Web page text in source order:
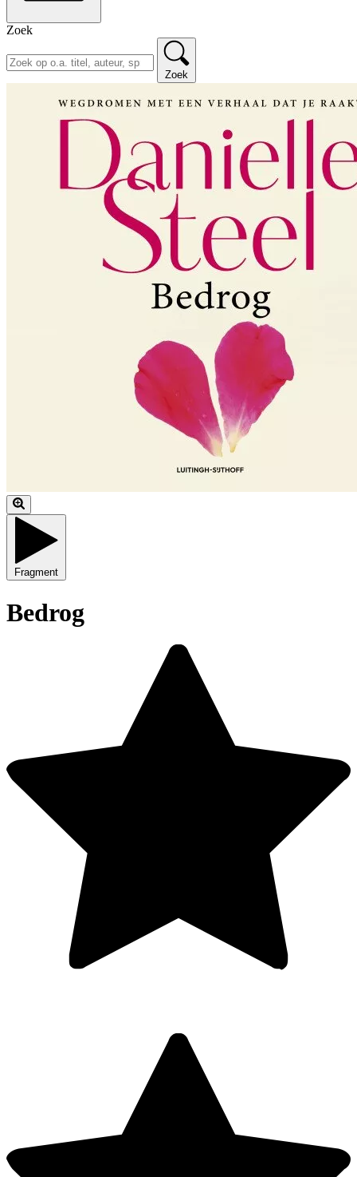
Zoek
Zoek
Fragment
Bedrog